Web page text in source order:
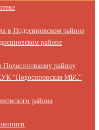
в Подосиновском районе
районе
Подосиновкому району
“Подосиновская МБС”
района